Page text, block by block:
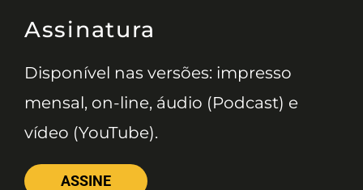
Assinatura
Disponível nas versões: impresso
mensal, on-line, áudio (Podcast) e
vídeo (YouTube).
ASSINE